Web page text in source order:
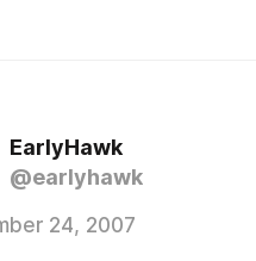
EarlyHawk
@earlyhawk
24, 2007